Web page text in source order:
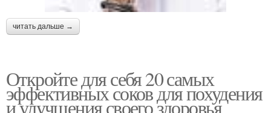
читать дальше →
Откройте для себя 20 самых
эффективных соков для похудения
и улучшения своего здоровья